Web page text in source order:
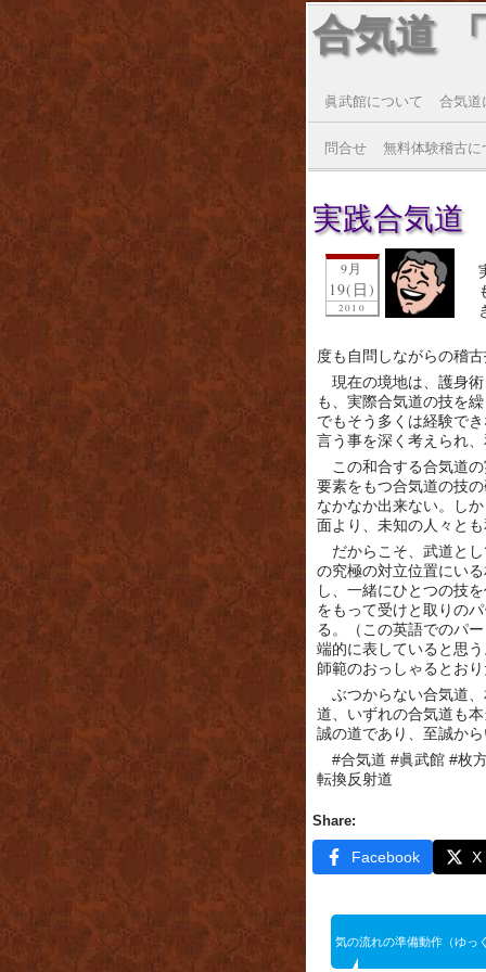
合気道
眞武館について 合気道
問合せ 無料体験稽古に
実践合気道
9月
19(日)
2010
度も自問しながらの稽
現在の境地は、護身
も、実際合気道の技を
でもそう多くは経験で
言う事を深く考えられ
この和合する合気道
要素をもつ合気道の技
なかなか出来ない。し
面より、未知の人々と
だからこそ、武道と
の究極の対立位置にい
し、一緒にひとつの技
をもって受けと取りの
る。（この英語でのパ
端的に表していると思
師範のおっしゃるとお
ぶつからない合気道
道、いずれの合気道も
誠の道であり、至誠か
#合気道 #眞武館 #枚
転換反射道
Share:
Facebook X
気の流れの準備動作（ゆっ